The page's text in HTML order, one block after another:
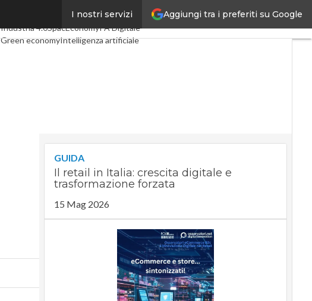
Aggiungi tra i preferiti su Google
I nostri servizi
Digital EconomyTelco
Industria 4.0SpacEconomyPA Digitale
Green economyIntelligenza artificiale
GUIDA
Il retail in Italia: crescita digitale e
trasformazione forzata
15 Mag 2026